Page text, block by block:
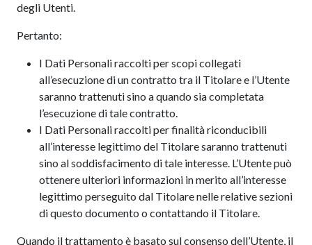
degli Utenti.
Pertanto:
I Dati Personali raccolti per scopi collegati
all’esecuzione di un contratto tra il Titolare e l’Utente
saranno trattenuti sino a quando sia completata
l’esecuzione di tale contratto.
I Dati Personali raccolti per finalità riconducibili
all’interesse legittimo del Titolare saranno trattenuti
sino al soddisfacimento di tale interesse. L’Utente può
ottenere ulteriori informazioni in merito all’interesse
legittimo perseguito dal Titolare nelle relative sezioni
di questo documento o contattando il Titolare.
Quando il trattamento è basato sul consenso dell’Utente, il